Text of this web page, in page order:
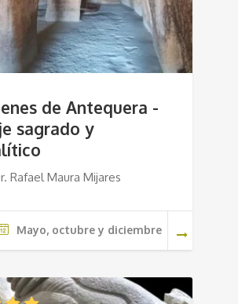
de Antequera -
sagrado y
Rafael Maura Mijares
Mayo, octubre y diciembre